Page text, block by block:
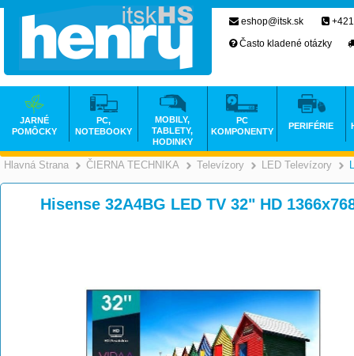
Hlavná Strana >
ČIERNA TECHNIKA >
Televízory >
LED Televízory
Hisense 32A4BG LED TV 32" HD
eshop@itsk.sk
Často kladené otázky
JARNÉ
POMÔCKY
PC,
NOTEBOOKY
MOBILY,
TABLETY,
HODINKY
PC
KOMPONENTY
PERIFÉRIE